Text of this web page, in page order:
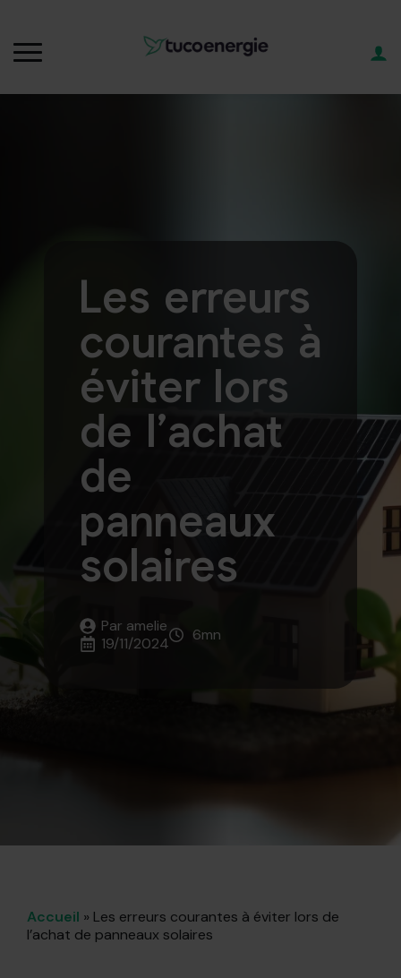
Les erreurs
courantes à
éviter lors
de l’achat
de
panneaux
solaires
Par amelie
19/11/2024
6mn
Accueil » Les erreurs courantes à éviter lors de
l’achat de panneaux solaires